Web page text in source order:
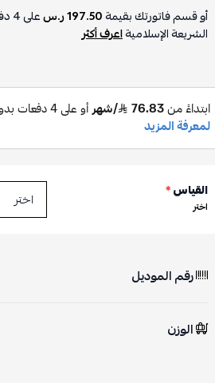
أو قسم فاتورتك بقيمة197.50 ر.س على4
الشريعة الإسلاميةاعرف أكثر
القياس*
اختر
رقم الموديل
الوزن